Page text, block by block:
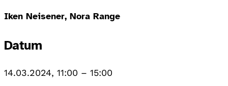
Iken Neisener, Nora Range
Datum
14.03.2024, 11:00 – 15:00